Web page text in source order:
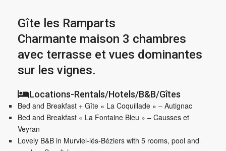
Gîte les Ramparts
Charmante maison 3 chambres
avec terrasse et vues dominantes
sur les vignes.
Locations-Rentals/Hotels/B&B/Gîtes
Bed and Breakfast + Gîte « La Coquillade » – Autignac
Bed and Breakfast « La Fontaine Bleu » – Causses et
Veyran
Lovely B&B in Murviel-lés-Béziers with 5 rooms, pool and